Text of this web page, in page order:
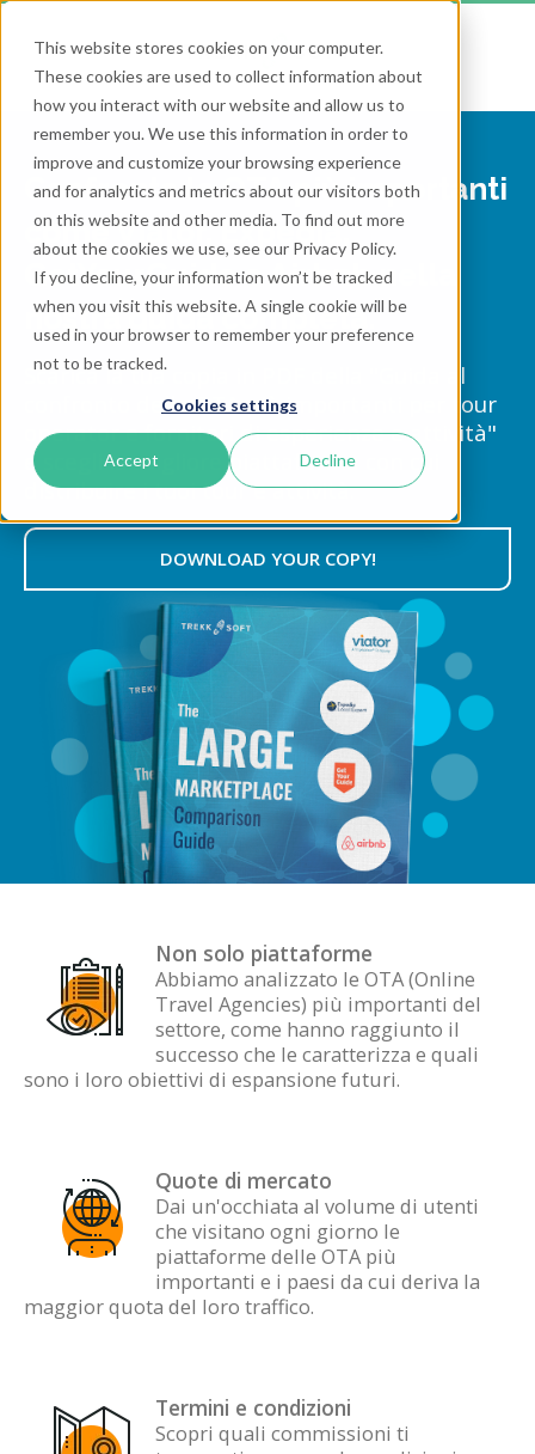
This website stores cookies on your computer.
These cookies are used to collect information about
how you interact with our website and allow us to
remember you. We use this information in order to
improve and customize your browsing experience
and for analytics and metrics about our visitors both
on this website and other media. To find out more
about the cookies we use, see our Privacy Policy.
If you decline, your information won’t be tracked
when you visit this website. A single cookie will be
used in your browser to remember your preference
not to be tracked.
Cookies settings
Accept Decline
Confronta le OTA più importanti
come Viator, Expedia,
GetYourGuide e Airbnb nella
nostra guida completa.
Scarica la tua copia in PDF della "Guida al
confronto delle OTA più importanti per tour
operator e fornitori di esperienze e attività"
e scegli la migliore piattaforma con cui
distribuire i tuoi tour e attività.
DOWNLOAD YOUR COPY!
Non solo piattaforme
Abbiamo analizzato le OTA (Online
Travel Agencies) più importanti del
settore, come hanno raggiunto il
successo che le caratterizza e quali
sono i loro obiettivi di espansione futuri.
Quote di mercato
Dai un'occhiata al volume di utenti
che visitano ogni giorno le
piattaforme delle OTA più
importanti e i paesi da cui deriva la
maggior quota del loro traffico.
Termini e condizioni
Scopri quali commissioni ti